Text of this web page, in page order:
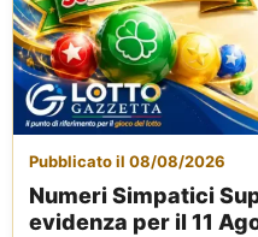
Pubblicato il 08/08/2026
Numeri Simpatici
evidenza per il 11